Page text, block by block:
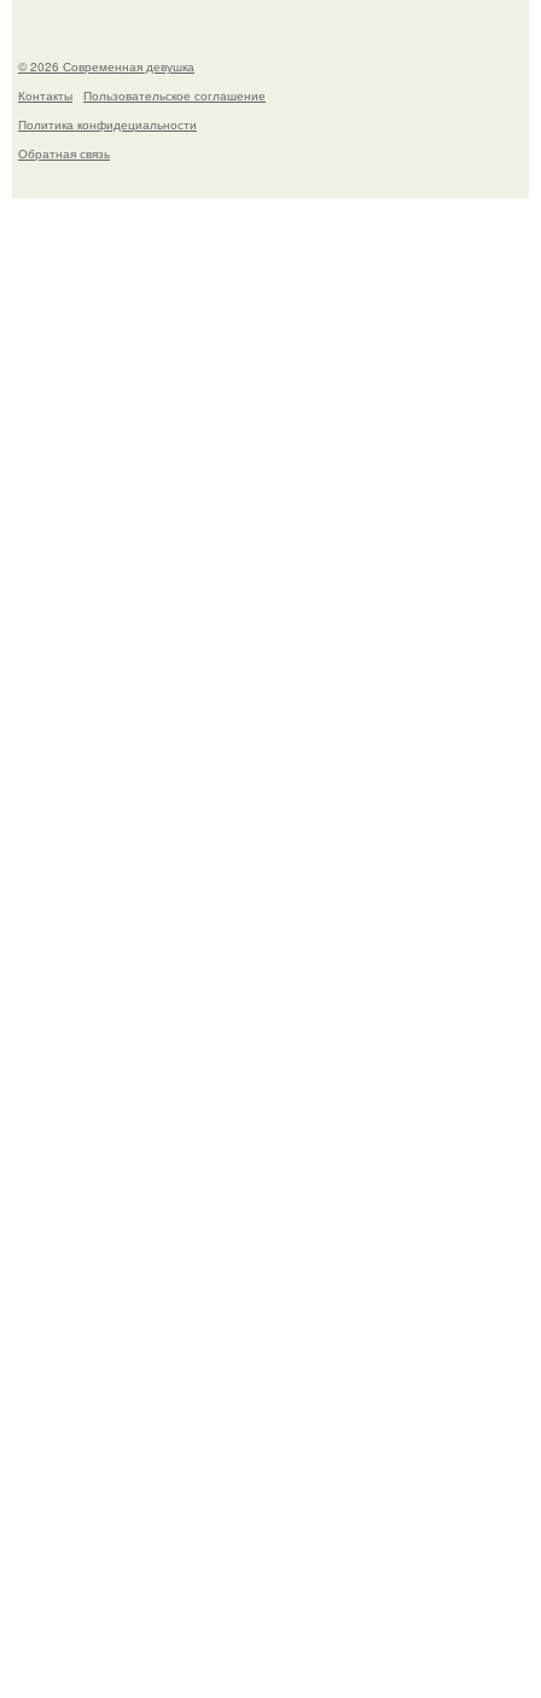
© 2026 Современная девушка
Контакты
Пользовательское соглашение
Политика конфидециальности
Обратная связь